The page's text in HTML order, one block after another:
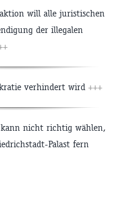
will alle juristischen
der illegalen
verhindert wird +++
kann nicht richtig wählen,
Palast fern